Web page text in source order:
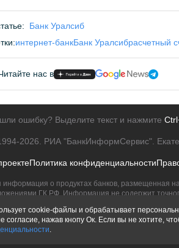
Банк Уралсиб
интернет-банкБанк Уралсибрасчетный
нас в
ошибку? Выделите текст и нажмите
2026. РИА "БанкИнформСервис".
Политика конфиденциальности
информация о продуктах банков, размещенная
ГК РФ. Информация не содержит
cookie-файлы и обрабатывает
согласие, нажав кнопу Ок. Если вы не хотите,
.